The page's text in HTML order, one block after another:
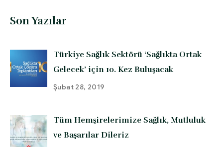
Son Yazılar
Türkiye Sağlık Sektörü ‘Sağlıkta Ortak
Gelecek’ için 10. Kez Buluşacak
Şubat 28, 2019
Tüm Hemşirelerimize Sağlık, Mutluluk
ve Başarılar Dileriz